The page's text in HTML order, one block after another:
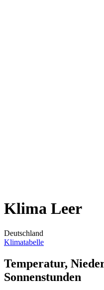
Klima Leer
Deutschland
Klimatabelle
Temperatur,
Sonnenstunden